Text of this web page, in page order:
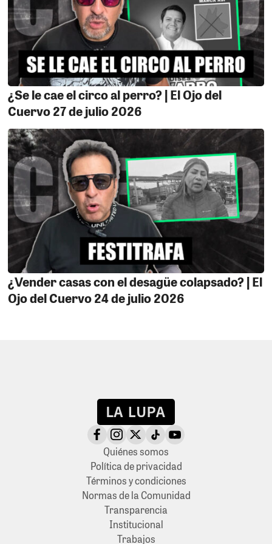
¿Se le cae el circo al perro? | El Ojo del
Cuervo 27 de julio 2026
¿Vender casas con el desagüe colapsado? | El
Ojo del Cuervo 24 de julio 2026
Quiénes somos
Política de privacidad
Términos y condiciones
Normas de la Comunidad
Transparencia
Institucional
Trabajos